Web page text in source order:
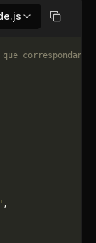
Copiar
correspondan.
,